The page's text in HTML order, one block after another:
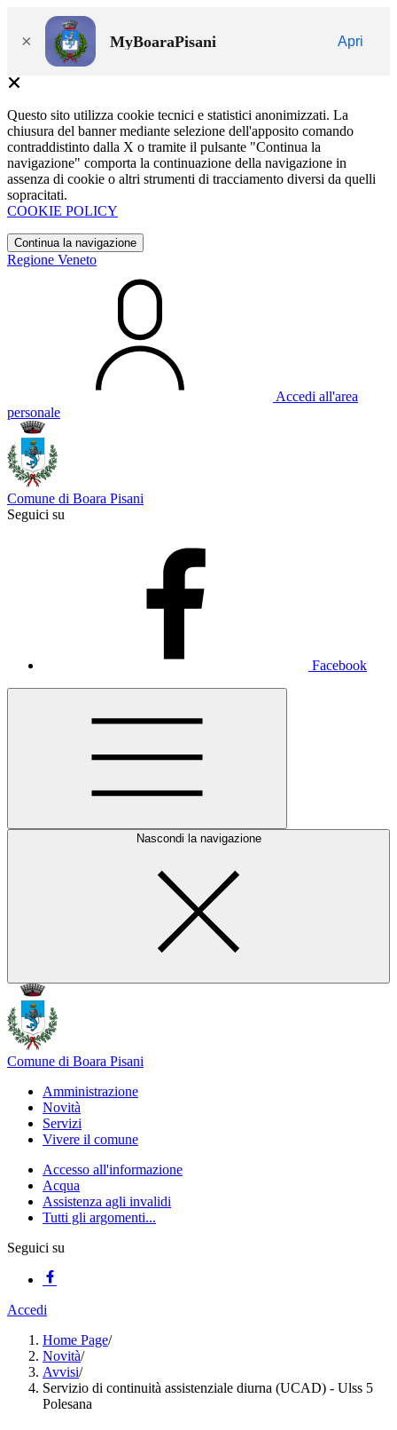
× MyBoaraPisani Apri
Questo sito utilizza cookie tecnici e statistici anonimizzati. La
chiusura del banner mediante selezione dell'apposito comando
contraddistinto dalla X o tramite il pulsante "Continua la
navigazione" comporta la continuazione della navigazione in
assenza di cookie o altri strumenti di tracciamento diversi da quelli
sopracitati.
COOKIE POLICY
Continua la navigazione
Regione Veneto
Accedi all'area
personale
Comune di Boara Pisani
Seguici su
Facebook
Nascondi la navigazione
Comune di Boara Pisani
Amministrazione
Novità
Servizi
Vivere il comune
Accesso all'informazione
Acqua
Assistenza agli invalidi
Tutti gli argomenti...
Seguici su
Accedi
Home Page/
Novità/
Avvisi/
Servizio di continuità assistenziale diurna (UCAD) - Ulss 5
Polesana